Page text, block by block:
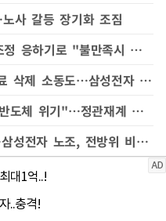
사 갈등 장기화 조짐
삼성전자 노조, 11~12일 사후조정 응하기로 "불만족시 총파업"
'동행' 이탈에, '전삼노' 발표자료 삭제 소동도…삼성전자 노조 갈등 '수면 위'
삼성전자 노조 파업 예고에 "K반도체 위기"…정관재계 각계각층서 제언 쏟아져
이사회 의장까지 직접 나섰다…삼성전자 노조, 전방위 비판에 파업 동력 흔들리나